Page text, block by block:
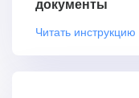
документы
Читать инструкцию